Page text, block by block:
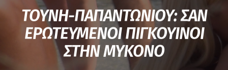
ΤΟΥΝΗ-ΠΑΠΑΝΤΩΝΙΟΥ: ΣΑΝ
ΕΡΩΤΕΥΜΕΝΟΙ ΠΙΓΚΟΥΙΝΟΙ
ΣΤΗΝ ΜΥΚΟΝΟ